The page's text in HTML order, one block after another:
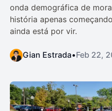
onda demográfica de
história apenas
ainda está por vir.
Gian Estrada•Feb 22,